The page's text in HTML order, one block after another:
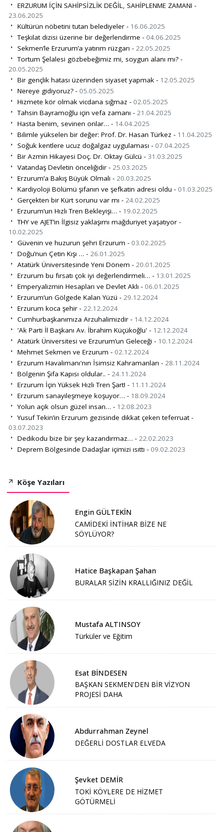
ERZURUM İÇİN SAHİPSİZLİK DEĞİL, SAHİPLENME ZAMANI -
23.06.2025
Kültürün nöbetini tutan belediyeler - 16.06.2025
Teşkilat dizisi üzerine bir değerlendirme - 04.06.2025
Sekmen’le Erzurum’a yatırım rüzgarı - 22.05.2025
Tortum Şelalesi gözbebeğimiz mi, soygun alanı mı? -
20.05.2025
Bir gençlik hatası üzerinden siyaset yapmak - 12.05.2025
Nereye gidiyoruz? - 05.05.2025
Hizmete kör olmak vicdana sığmaz - 02.05.2025
Tahsin Bayramoğlu için vefa zamanı - 21.04.2025
Hasta benim, sevinen onlar… - 14.04.2025
Bilimle yükselen bir değer: Prof. Dr. Hasan Türkez - 11.04.2025
Soğuk kentlere ucuz doğalgaz uygulaması - 07.04.2025
Bir Azmin Hikayesi Doç. Dr. Oktay Gülcü - 31.03.2025
Vatandaş Devletin önceliğidir - 25.03.2025
Erzurum’a Bakış Büyük Olmalı - 20.03.2025
Kardiyoloji Bölümü şifanın ve şefkatin adresi oldu - 01.03.2025
Gerçekten bir Kürt sorunu var mı - 24.02.2025
Erzurum’un Hızlı Tren Bekleyişi… - 19.02.2025
THY ve AJET’in İlgisiz yaklaşımı mağduriyet yaşatıyor -
10.02.2025
Güvenin ve huzurun şehri Erzurum - 03.02.2025
Doğu’nun Çetin Kışı … - 26.01.2025
Atatürk Üniversitesinde Yeni Dönem - 20.01.2025
Erzurum bu fırsatı çok iyi değerlendirmeli… - 13.01.2025
Emperyalizmin Hesapları ve Devlet Aklı - 06.01.2025
Erzurum’un Gölgede Kalan Yüzü - 29.12.2024
Erzurum koca şehir - 22.12.2024
Cumhurbaşkanımıza Arzuhalimizdir - 14.12.2024
'Ak Parti İl Başkanı Av. İbrahim Küçükoğlu' - 12.12.2024
Atatürk Üniversitesi ve Erzurum’un Geleceği - 10.12.2024
Mehmet Sekmen ve Erzurum - 02.12.2024
Erzurum Havalimanı'nın İsimsiz Kahramanları - 28.11.2024
Bölgenin Şifa Kapısı oldular.. - 24.11.2024
Erzurum İçin Yüksek Hızlı Tren Şart! - 11.11.2024
Erzurum sanayileşmeye koşuyor… - 18.09.2024
Yolun açık olsun güzel insan… - 12.08.2023
Yusuf Tekin’in Erzurum gezisinde dikkat çeken teferruat -
03.07.2023
Dedikodu bize bir şey kazandırmaz… - 22.02.2023
Deprem Bölgesinde Dadaşlar içimizi ısıttı - 09.02.2023
Köşe Yazıları
Engin GÜLTEKİN
CAMİDEKİ İNTİHAR BİZE NE
SÖYLÜYOR?
Hatice Başkapan Şahan
BURALAR SİZİN KRALLIĞINIZ DEĞİL
Mustafa ALTINSOY
Türküler ve Eğitim
Esat BİNDESEN
BAŞKAN SEKMEN'DEN BİR VİZYON
PROJESİ DAHA
Abdurrahman Zeynel
DEĞERLİ DOSTLAR ELVEDA
Şevket DEMİR
TOKİ KÖYLERE DE HİZMET
GÖTÜRMELİ